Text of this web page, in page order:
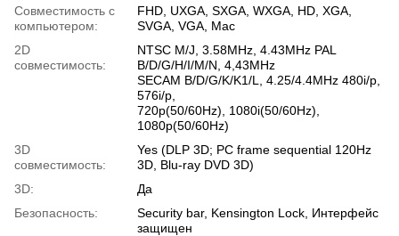
Совместимость с
компьютером:
FHD, UXGA, SXGA, WXGA, HD, XGA,
SVGA, VGA, Mac
2D
совместимость:
NTSC M/J, 3.58MHz, 4.43MHz PAL
B/D/G/H/I/M/N, 4,43MHz
SECAM B/D/G/K/K1/L, 4.25/4.4MHz 480i/p,
576i/p,
720p(50/60Hz), 1080i(50/60Hz),
1080p(50/60Hz)
3D
совместимость:
Yes (DLP 3D; PC frame sequential 120Hz
3D, Blu-ray DVD 3D)
3D:
Да
Безопасность:
Security bar, Kensington Lock, Интерфейс
защищен